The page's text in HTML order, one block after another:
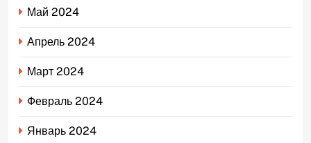
Май 2024
Апрель 2024
Март 2024
Февраль 2024
Январь 2024